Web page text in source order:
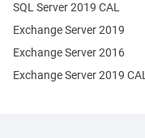
Exchange Server 2019
Exchange Server 2016
SQL Server 2019 CAL
Exchange Server 2019 CAL